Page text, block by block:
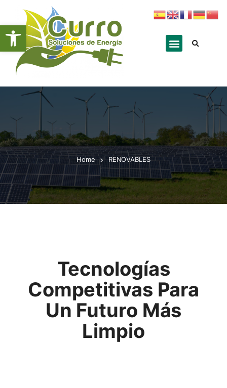
Abrir barra de herramientas
Home RENOVABLES
Tecnologías
Competitivas Para
Un Futuro Más
Limpio